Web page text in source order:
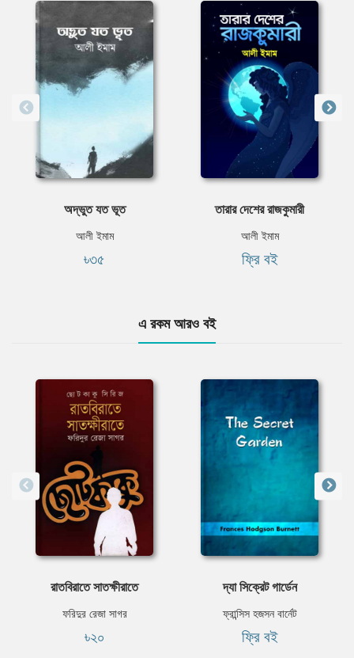
অদ্ভুত যত ভূত
আলী ইমাম
৳৩৫
তারার দেশের রাজকুমারী
আলী ইমাম
ফ্রি বই
এ রকম আরও বই
রাতবিরাতে সাতক্ষীরাতে
ফরিদুর রেজা সাগর
৳২০
দ্যা সিক্রেট গার্ডেন
ফ্রান্সিস হজসন বার্নেট
ফ্রি বই